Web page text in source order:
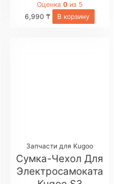
Оценка 0 из 5
6,990 ₸ В корзину
Запчасти для Kugoo
Сумка-Чехол Для
Электросамоката